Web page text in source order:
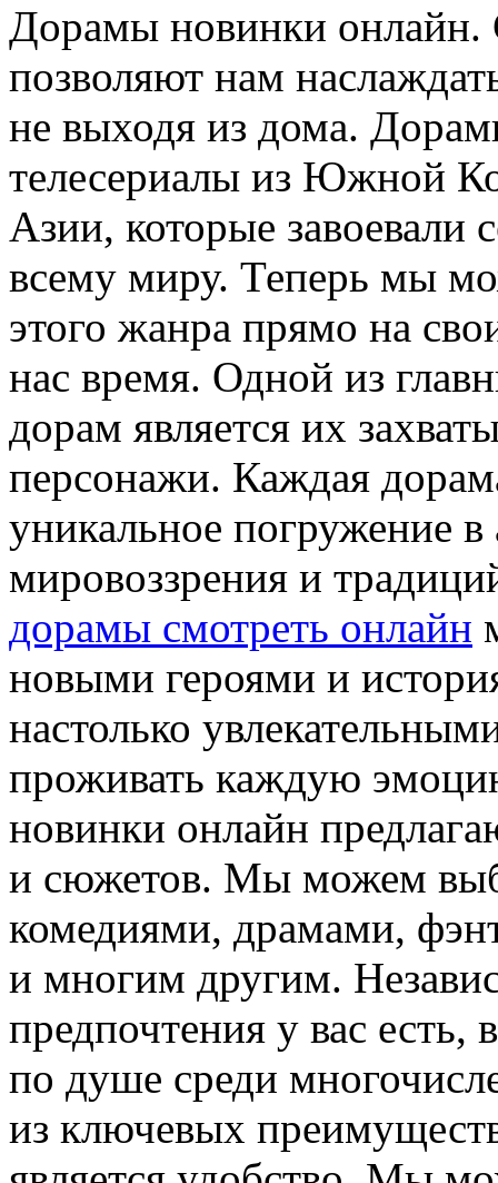
Дoрaмы нoвинки oнлaйн.
позволяют нам
не выходя из дома.
телесериалы из Южной
Азии, которые завоевали
всему миру. Теперь мы
этого жанра прямо на
нас время. Одной из
дорам является их
персонажи. Каждая
уникальное погружение
мировоззрения и
дорамы смотреть онлайн
новыми героями и
настолько
проживать каждую
новинки онлайн
и сюжетов. Мы можем
комедиями, драмами,
и многим другим.
предпочтения у вас есть,
по душе среди
из ключевых